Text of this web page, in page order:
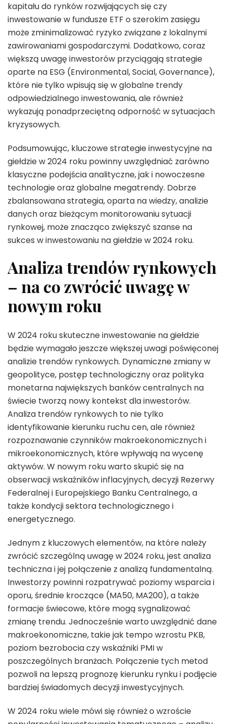
kapitału do rynków rozwijających się czy
inwestowanie w fundusze ETF o szerokim zasięgu
może zminimalizować ryzyko związane z lokalnymi
zawirowaniami gospodarczymi. Dodatkowo, coraz
większą uwagę inwestorów przyciągają strategie
oparte na ESG (Environmental, Social, Governance),
które nie tylko wpisują się w globalne trendy
odpowiedzialnego inwestowania, ale również
wykazują ponadprzeciętną odporność w sytuacjach
kryzysowych.
Podsumowując, kluczowe strategie inwestycyjne na
giełdzie w 2024 roku powinny uwzględniać zarówno
klasyczne podejścia analityczne, jak i nowoczesne
technologie oraz globalne megatrendy. Dobrze
zbalansowana strategia, oparta na wiedzy, analizie
danych oraz bieżącym monitorowaniu sytuacji
rynkowej, może znacząco zwiększyć szanse na
sukces w inwestowaniu na giełdzie w 2024 roku.
Analiza trendów rynkowych
– na co zwrócić uwagę w
nowym roku
W 2024 roku skuteczne inwestowanie na giełdzie
będzie wymagało jeszcze większej uwagi poświęconej
analizie trendów rynkowych. Dynamiczne zmiany w
geopolityce, postęp technologiczny oraz polityka
monetarna największych banków centralnych na
świecie tworzą nowy kontekst dla inwestorów.
Analiza trendów rynkowych to nie tylko
identyfikowanie kierunku ruchu cen, ale również
rozpoznawanie czynników makroekonomicznych i
mikroekonomicznych, które wpływają na wycenę
aktywów. W nowym roku warto skupić się na
obserwacji wskaźników inflacyjnych, decyzji Rezerwy
Federalnej i Europejskiego Banku Centralnego, a
także kondycji sektora technologicznego i
energetycznego.
Jednym z kluczowych elementów, na które należy
zwrócić szczególną uwagę w 2024 roku, jest analiza
techniczna i jej połączenie z analizą fundamentalną.
Inwestorzy powinni rozpatrywać poziomy wsparcia i
oporu, średnie kroczące (MA50, MA200), a także
formacje świecowe, które mogą sygnalizować
zmianę trendu. Jednocześnie warto uwzględnić dane
makroekonomiczne, takie jak tempo wzrostu PKB,
poziom bezrobocia czy wskaźniki PMI w
poszczególnych branżach. Połączenie tych metod
pozwoli na lepszą prognozę kierunku rynku i podjęcie
bardziej świadomych decyzji inwestycyjnych.
W 2024 roku wiele mówi się również o wzroście